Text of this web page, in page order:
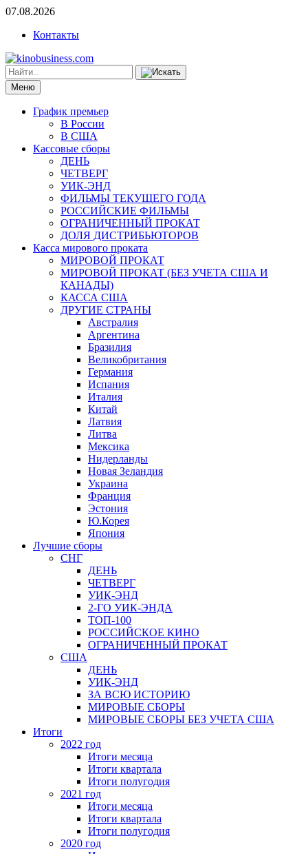
07.08.2026
Контакты
Меню
График премьер
В России
В США
Кассовые сборы
ДЕНЬ
ЧЕТВЕРГ
УИК-ЭНД
ФИЛЬМЫ ТЕКУЩЕГО ГОДА
РОССИЙСКИЕ ФИЛЬМЫ
ОГРАНИЧЕННЫЙ ПРОКАТ
ДОЛЯ ДИСТРИБЬЮТОРОВ
Касса мирового проката
МИРОВОЙ ПРОКАТ
МИРОВОЙ ПРОКАТ (БЕЗ УЧЕТА США И
КАНАДЫ)
КАССА США
ДРУГИЕ СТРАНЫ
Австралия
Аргентина
Бразилия
Великобритания
Германия
Испания
Италия
Китай
Латвия
Литва
Мексика
Нидерланды
Новая Зеландия
Украина
Франция
Эстония
Ю.Корея
Япония
Лучшие сборы
СНГ
ДЕНЬ
ЧЕТВЕРГ
УИК-ЭНД
2-ГО УИК-ЭНДА
ТОП-100
РОССИЙСКОЕ КИНО
ОГРАНИЧЕННЫЙ ПРОКАТ
США
ДЕНЬ
УИК-ЭНД
ЗА ВСЮ ИСТОРИЮ
МИРОВЫЕ СБОРЫ
МИРОВЫЕ СБОРЫ БЕЗ УЧЕТА США
Итоги
2022 год
Итоги месяца
Итоги квартала
Итоги полугодия
2021 год
Итоги месяца
Итоги квартала
Итоги полугодия
2020 год